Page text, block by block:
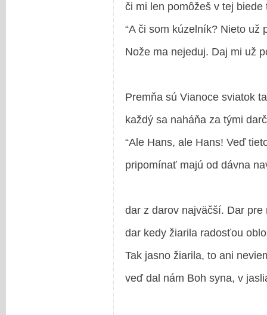
či mi len pomôžeš v tej biede
“A či som kúzelník? Nieto už
Nože ma nejeduj. Daj mi už
Premňa sú Vianoce sviatok
každý sa naháňa za tými
“Ale Hans, ale Hans! Veď
pripomínať majú od dávna
dar z darov najväčší. Dar pre
dar kedy žiarila radosťou
Tak jasno žiarila, to ani
veď dal nám Boh syna, v